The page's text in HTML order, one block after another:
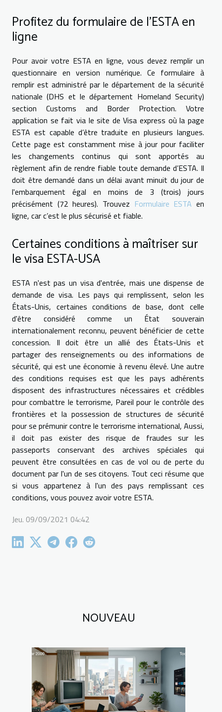
Profitez du formulaire de l’ESTA en
ligne
Pour avoir votre ESTA en ligne, vous devez remplir un
questionnaire en version numérique. Ce formulaire à
remplir est administré par le département de la sécurité
nationale (DHS et le département Homeland Security)
section Customs and Border Protection. Votre
application se fait via le site de Visa express où la page
ESTA est capable d’être traduite en plusieurs langues.
Cette page est constamment mise à jour pour faciliter
les changements continus qui sont apportés au
règlement afin de rendre fiable toute demande d’ESTA. Il
doit être demandé dans un délai avant minuit du jour de
l'embarquement égal en moins de 3 (trois) jours
précisément (72 heures). Trouvez Formulaire ESTA en
ligne, car c’est le plus sécurisé et fiable.
Certaines conditions à maîtriser sur
le visa ESTA-USA
ESTA n'est pas un visa d'entrée, mais une dispense de
demande de visa. Les pays qui remplissent, selon les
États-Unis, certaines conditions de base, dont celle
d'être considéré comme un État souverain
internationalement reconnu, peuvent bénéficier de cette
concession. Il doit être un allié des États-Unis et
partager des renseignements ou des informations de
sécurité, qui est une économie à revenu élevé. Une autre
des conditions requises est que les pays adhérents
disposent des infrastructures nécessaires et crédibles
pour combattre le terrorisme, Pareil pour le contrôle des
frontières et la possession de structures de sécurité
pour se prémunir contre le terrorisme international, Aussi,
il doit pas exister des risque de fraudes sur les
passeports conservant des archives spéciales qui
peuvent être consultées en cas de vol ou de perte du
document par l'un de ses citoyens. Tout ceci résume que
si vous appartenez à l'un des pays remplissant ces
conditions, vous pouvez avoir votre ESTA.
Jeu. 09/09/2021 04:42
NOUVEAU